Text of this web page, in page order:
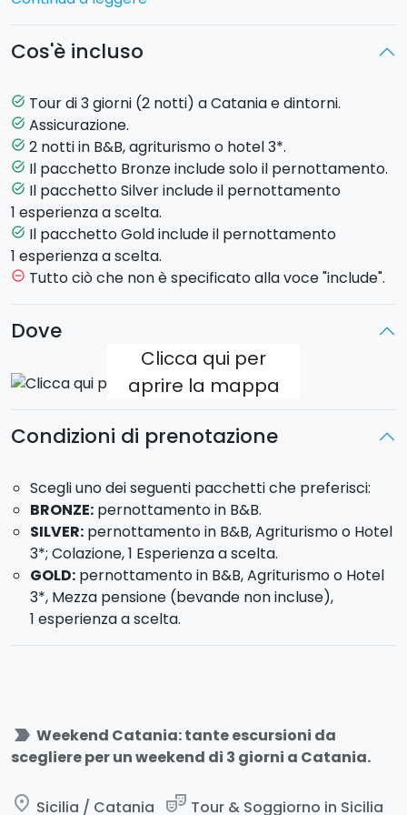
attivo più alto d’Europa e lo splendido
vivere:
CATANIA
Nel corso dei secoli è stata oggetto delle più svariate
dominazioni, distrutta e per 7 volte ricostruita a
seguito di terremoti ed eruzioni vulcaniche. Il centro
storico di Catania, ricco di chiese, piazze e
monumenti, è patrimonio dell’UNESCO dal 2002,
grazie alla sua splendida testimonianza barocca.
Street food tour per il centro storico Tour in barca
lungo la costa di Acitrezza o Cooking class Tour
privato con guida locale Etna -1,10 h da Catania L’Etna,
maestoso vulcano sempre attivo, domina l’isola dai
suoi 3.350 mt di altezza. Ancora oggi le sue eruzioni
emozionano e continuano a modificare
incessantemente il paesaggio circostante.
Scopri le migliori esperienze da vivere sull'Etna:
Tour in Jeep
Tour in funivia a 2.900 mt
Bike Tour ad Alta Quota
Trekking
Degustazione di vini in cantina
Tour privato in Elicottero
aristocratici e artisti che contribuirono a diffonderne
l’immagine di bellezza e mondanità. Da non perdere
passeggiata lungo il caratteristico Corso Umberto.
Cos'è incluso
task_alt Tour di 3 giorni (2 notti) a Catania e dintorni.
task_alt Assicurazione.
task_alt 2 notti in B&B, agriturismo o hotel 3*.
task_alt Il pacchetto Bronze include solo il pernottamento.
task_alt Il pacchetto Silver include il pernottamento
1 esperienza a scelta.
task_alt Il pacchetto Gold include il pernottamento
1 esperienza a scelta.
remove_circle_outline Tutto ciò che non è specificato alla voce "include".
Dove
Clicca qui per
aprire la mappa
Condizioni di prenotazione
Scegli uno dei seguenti pacchetti che preferisci:
BRONZE:pernottamento in B&B.
SILVER:pernottamento in B&B, Agriturismo o Hotel
3*; Colazione, 1 Esperienza a scelta.
GOLD:pernottamento in B&B, Agriturismo o Hotel
3*, Mezza pensione (bevande non incluse),
1 esperienza a scelta.
label_important Weekend Catania: tante escursioni da
scegliere per un weekend di 3 giorni a Catania.
place Sicilia / Catania theater_comedy Tour & Soggiorno in Sicilia